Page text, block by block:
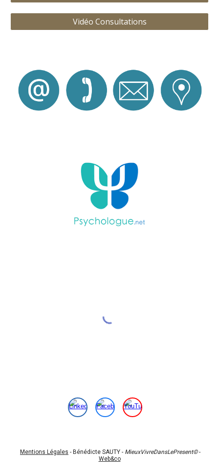
Vidéo Consultations
Mentions Légales - Bénédicte SAUTY - MieuxVivreDansLePresent©-
Web&co